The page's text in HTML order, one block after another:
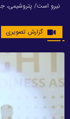
نیرو است/ پتروشیمی،
گزارش تصویری